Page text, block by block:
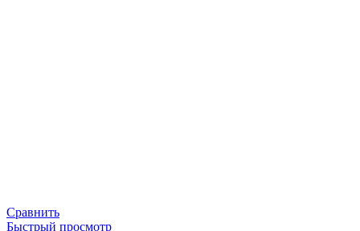
Сравнить
Быстрый просмотр